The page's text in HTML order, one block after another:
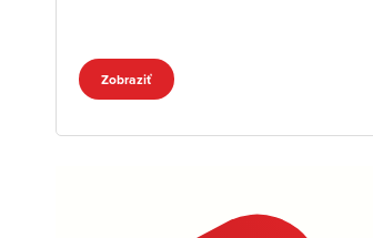
Zobraziť